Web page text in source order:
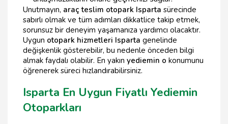
Unutmayın, araç teslim otopark Isparta sürecinde
sabırlı olmak ve tüm adımları dikkatlice takip etmek,
sorunsuz bir deneyim yaşamanıza yardımcı olacaktır.
Uygun otopark hizmetleri Isparta genelinde
değişkenlik gösterebilir, bu nedenle önceden bilgi
almak faydalı olabilir. En yakın yediemin o konumunu
öğrenerek süreci hızlandırabilirsiniz.
Isparta En Uygun Fiyatlı Yediemin
Otoparkları